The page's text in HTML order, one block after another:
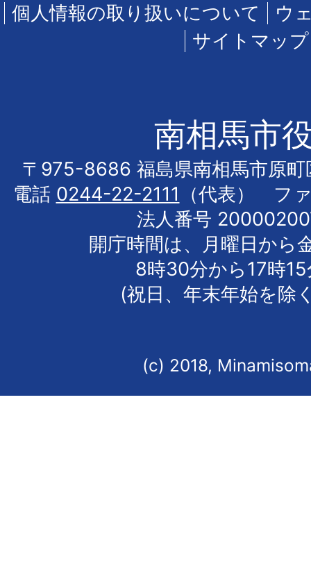
個人情報の取り扱いについて
ウ
サイトマップ
南相馬市
〒975-8686 福島県南相馬市原町
電話 0244-22-2111
（代表） フ
法人番号
開庁時間は、月曜日から
8時30分から17時
(祝日、年末年始を除
(c) 2018,